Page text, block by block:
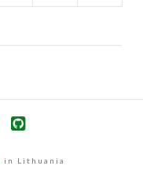
in Lithuania